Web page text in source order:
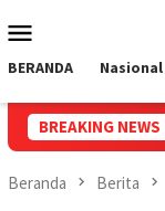
ke
Mobile
BERANDA Nasional
BREAKING NEWS
100 Isi
Beranda Berita